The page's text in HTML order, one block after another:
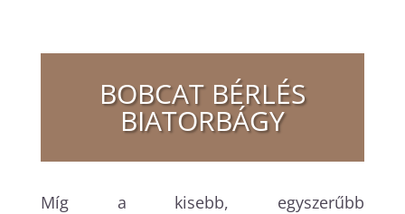
BOBCAT BÉRLÉS
BIATORBÁGY
Míg a kisebb, egyszerűbb